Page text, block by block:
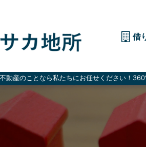
借
動産のことなら私たちにお任せください！